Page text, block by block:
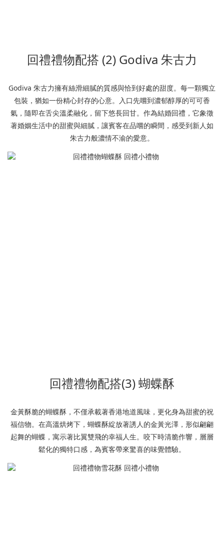
回禮禮物配搭 (2) Godiva 朱古力
Godiva 朱古力擁有絲滑細膩的質感與恰到好處的甜度。每一顆獨立
包裝，猶如一份精心封存的心意。入口先嚐到濃郁醇厚的可可香
氣，隨即在舌尖溫柔融化，留下悠長回甘。作為結婚回禮，它象徵
著婚姻生活中的甜蜜與細膩，讓賓客在品嚐的瞬間，感受到新人如
朱古力般濃情不渝的愛意。
回禮禮物配搭(3) 蝴蝶酥
金黃酥脆的蝴蝶酥，不僅承載著香港地道風味，更化身為甜蜜的祝
福信物。在高溫烘烤下，蝴蝶酥綻放著誘人的金黃光澤，形似翩翩
起舞的蝴蝶，寓示著比翼雙飛的幸福人生。咬下時清脆作響，層層
鬆化的獨特口感，為賓客帶來驚喜的味覺體驗。